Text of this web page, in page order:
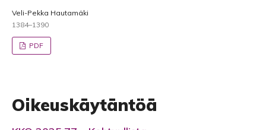
Veli-Pekka Hautamäki
1384–1390
PDF
Oikeuskäytäntöä